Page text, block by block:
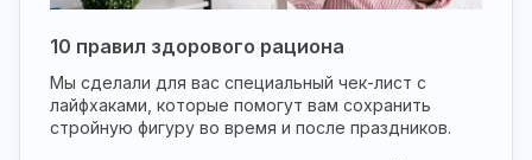
10 правил здорового рациона
Мы сделали для вас специальный чек-лист с
лайфхаками, которые помогут вам сохранить
стройную фигуру во время и после праздников.